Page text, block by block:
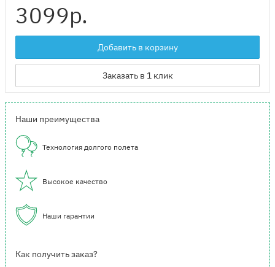
3099р.
Добавить в корзину
Заказать в 1 клик
Наши преимущества
Технология долгого полета
Высокое качество
Наши гарантии
Как получить заказ?